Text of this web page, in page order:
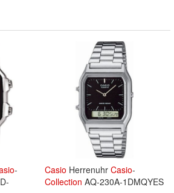
-
Casio Herrenuhr Casio-
Collection AQ-230A-1DMQYES